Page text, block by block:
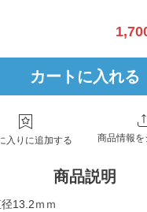
カートに入れる
入りに追加する 商品情報を
商品説明
13.2ｍｍ